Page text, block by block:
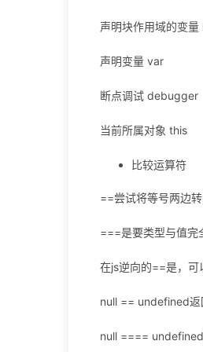
声明块作用域的变
声明变量 var
断点调试 debugger
当前所属对象 this
比较运算符
==尝试将等号两边
===是要类型与值完
在js逆向的==是，可
null == undefined
null ====